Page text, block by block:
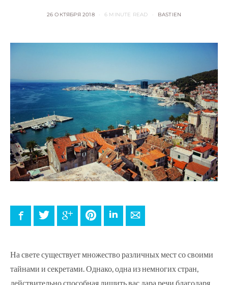
26 ОКТЯБРЯ 2018 6 MINUTE READ BASTIEN
FacebookTwitter Google+ PinterestLinkedInE-mail
На свете существует множество различных мест со своими
тайнами и секретами. Однако, одна из немногих стран,
действительно способная лишить вас дара речи благодаря